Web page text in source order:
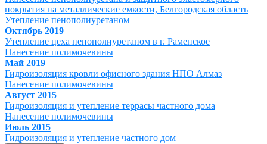
покрытия на металлические емкости, Белгородская область
Утепление пенополиуретаном
Октябрь 2019
Утепление цеха пенополиуретаном в г. Раменское
Нанесение полимочевины
Май 2019
Гидроизоляция кровли офисного здания НПО Алмаз
Нанесение полимочевины
Август 2015
Гидроизоляция и утепление террасы частного дома
Нанесение полимочевины
Июль 2015
Гидроизоляция и утепление частного дом